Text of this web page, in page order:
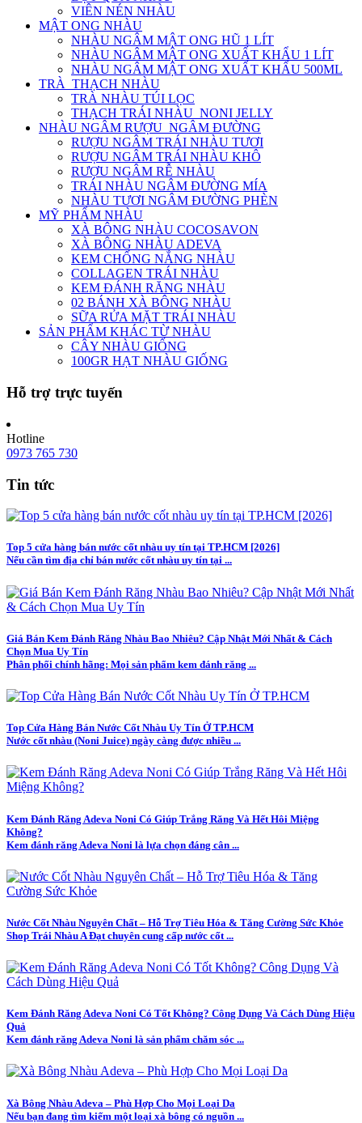
VIÊN NÉN NHÀU
MẬT ONG NHÀU
NHÀU NGÂM MẬT ONG HŨ 1 LÍT
NHÀU NGÂM MẬT ONG XUẤT KHẨU 1 LÍT
NHÀU NGÂM MẬT ONG XUẤT KHẨU 500ML
TRÀ_THẠCH NHÀU
TRÀ NHÀU TÚI LỌC
THẠCH TRÁI NHÀU_NONI JELLY
NHÀU NGÂM RƯỢU_NGÂM ĐƯỜNG
RƯỢU NGÂM TRÁI NHÀU TƯƠI
RƯỢU NGÂM TRÁI NHÀU KHÔ
RƯỢU NGÂM RỄ NHÀU
TRÁI NHÀU NGÂM ĐƯỜNG MÍA
NHÀU TƯƠI NGÂM ĐƯỜNG PHÈN
MỸ PHẨM NHÀU
XÀ BÔNG NHÀU COCOSAVON
XÀ BÔNG NHÀU ADEVA
KEM CHỐNG NẮNG NHÀU
COLLAGEN TRÁI NHÀU
KEM ĐÁNH RĂNG NHÀU
02 BÁNH XÀ BÔNG NHÀU
SỮA RỬA MẶT TRÁI NHÀU
SẢN PHẨM KHÁC TỪ NHÀU
CÂY NHÀU GIỐNG
100GR HẠT NHÀU GIỐNG
Hỗ trợ trực tuyến
Hotline
0973 765 730
Tin tức
Top 5 cửa hàng bán nước cốt nhàu uy tín tại TP.HCM [2026]
Nếu cần tìm địa chỉ bán nước cốt nhàu uy tín tại ...
Giá Bán Kem Đánh Răng Nhàu Bao Nhiêu? Cập Nhật Mới Nhất & Cách
Chọn Mua Uy Tín
Phân phối chính hãng: Mọi sản phẩm kem đánh răng ...
Top Cửa Hàng Bán Nước Cốt Nhàu Uy Tín Ở TP.HCM
Nước cốt nhàu (Noni Juice) ngày càng được nhiều ...
Kem Đánh Răng Adeva Noni Có Giúp Trắng Răng Và Hết Hôi Miệng
Không?
Kem đánh răng Adeva Noni là lựa chọn đáng cân ...
Nước Cốt Nhàu Nguyên Chất – Hỗ Trợ Tiêu Hóa & Tăng Cường Sức Khỏe
Shop Trái Nhàu A Đạt chuyên cung cấp nước cốt ...
Kem Đánh Răng Adeva Noni Có Tốt Không? Công Dụng Và Cách Dùng Hiệu
Quả
Kem đánh răng Adeva Noni là sản phẩm chăm sóc ...
Xà Bông Nhàu Adeva – Phù Hợp Cho Mọi Loại Da
Nếu bạn đang tìm kiếm một loại xà bông có nguồn ...